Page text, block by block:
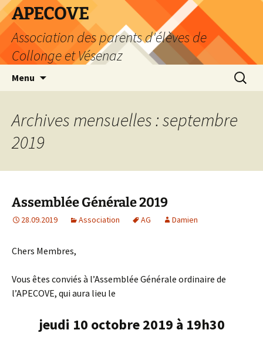
Aller
au
contenu
APECOVE
Association des parents d'élèves de
Collonge et Vésenaz
Menu
Archives mensuelles : septembre
2019
Assemblée Générale 2019
28.09.2019 Association AG Damien
Chers Membres,
Vous êtes conviés à l’Assemblée Générale ordinaire de
l’APECOVE, qui aura lieu le
jeudi 10 octobre 2019 à 19h30